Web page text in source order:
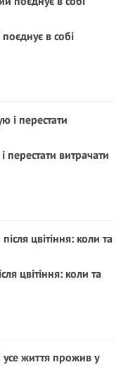
поєднує в собі
витрачати
цвітіння: коли та